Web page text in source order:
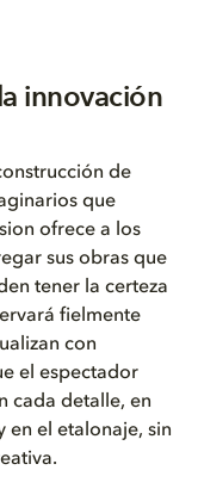
innovación
de
que
ofrece a los
sus obras que
tener la certeza
fielmente
con
el espectador
cada detalle, en
en el etalonaje, sin